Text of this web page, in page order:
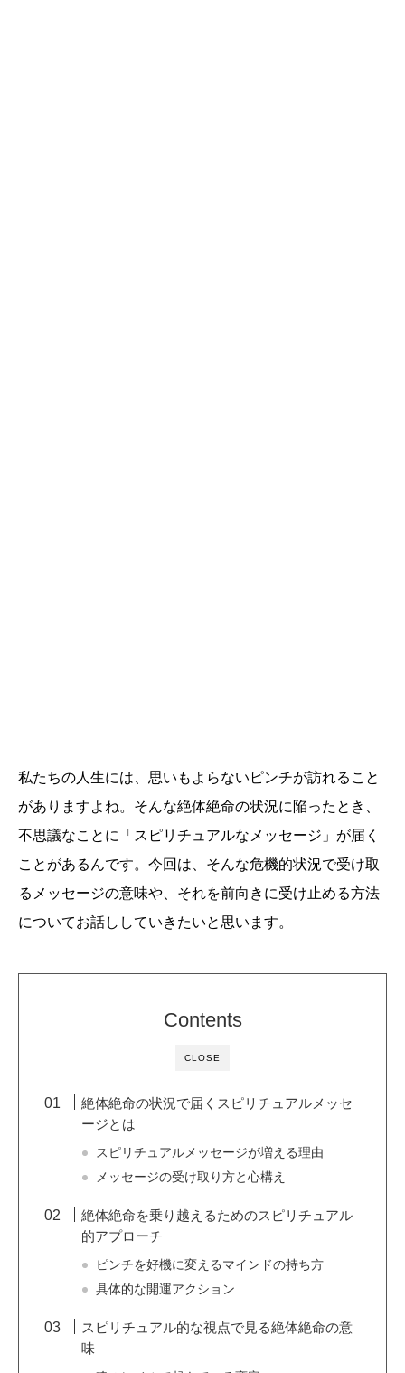
私たちの人生には、思いもよらないピンチが訪れること
がありますよね。そんな絶体絶命の状況に陥ったとき、
不思議なことに「スピリチュアルなメッセージ」が届く
ことがあるんです。今回は、そんな危機的状況で受け取
るメッセージの意味や、それを前向きに受け止める方法
についてお話ししていきたいと思います。
CLOSE
Contents
絶体絶命の状況で届くスピリチュアルメッセ
ージとは
スピリチュアルメッセージが増える理由
メッセージの受け取り方と心構え
絶体絶命を乗り越えるためのスピリチュアル
的アプローチ
ピンチを好機に変えるマインドの持ち方
具体的な開運アクション
スピリチュアル的な視点で見る絶体絶命の意
味